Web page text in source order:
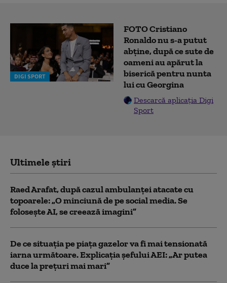
DIGI SPORT
FOTO Cristiano
Ronaldo nu s-a putut
abține, după ce sute de
oameni au apărut la
biserică pentru nunta
lui cu Georgina
Descarcă aplicația Digi
Sport
Ultimele știri
Raed Arafat, după cazul ambulanței atacate cu
topoarele: „O minciună de pe social media. Se
folosește AI, se creează imagini”
De ce situaţia pe piaţa gazelor va fi mai tensionată
iarna următoare. Explicația șefului AEI: „Ar putea
duce la preţuri mai mari”